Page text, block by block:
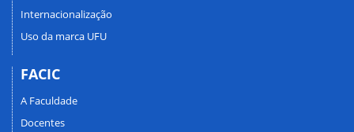
Internacionalização
Uso da marca UFU
FACIC
A Faculdade
Docentes